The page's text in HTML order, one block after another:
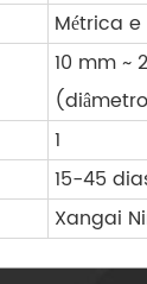
Métrica
10 mm ~
1
15-45
Xangai